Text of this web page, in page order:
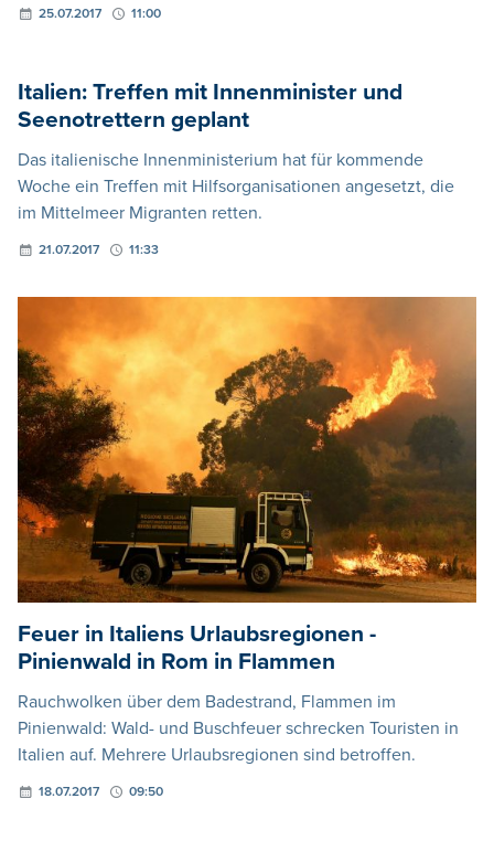
25.07.2017 11:00
Italien: Treffen mit Innenminister und
Seenotrettern geplant
Das italienische Innenministerium hat für kommende
Woche ein Treffen mit Hilfsorganisationen angesetzt, die
im Mittelmeer Migranten retten.
21.07.2017 11:33
Feuer in Italiens Urlaubsregionen -
Pinienwald in Rom in Flammen
Rauchwolken über dem Badestrand, Flammen im
Pinienwald: Wald- und Buschfeuer schrecken Touristen in
Italien auf. Mehrere Urlaubsregionen sind betroffen.
18.07.2017 09:50